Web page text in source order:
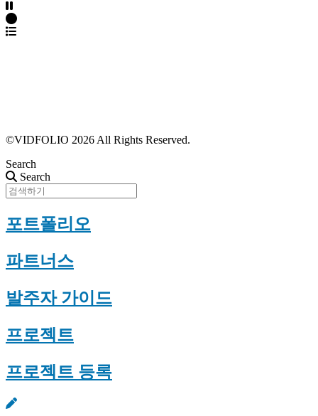
©VIDFOLIO 2026 All Rights Reserved.
Search
Search
포트폴리오
파트너스
발주자 가이드
프로젝트
프로젝트 등록